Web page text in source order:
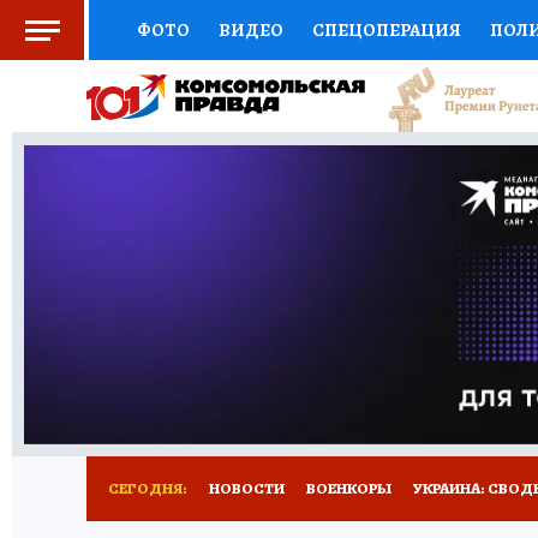
ФОТО ВИДЕО СПЕЦОПЕРАЦИЯ
СОЦПОДДЕРЖКА НАУКА СПОРТ
ОТКРЫВАЕМ МИР СЕМЬЯ ЖЕНСКИЕ
ДЕФИЦИТ
ВСЕ О
СЕГОДНЯ: НОВОСТИ ВОЕНКОРЫ УКРАИНА: